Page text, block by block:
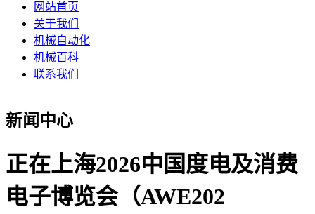
网站首页
关于我们
机械自动化
机械百科
联系我们
新闻中心
正在上海2026中国度电及消费
电子博览会（AWE202